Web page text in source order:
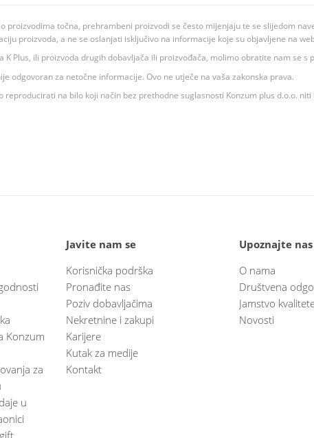
proizvodima točna, prehrambeni proizvodi se često mijenjaju te se slijedom
proizvoda, a ne se oslanjati isključivo na informacije koje su objavljene na
Plus, ili proizvoda drugih dobavljača ili proizvođača, molimo obratite nam se s
odgovoran za netočne informacije. Ovo ne utječe na vaša zakonska prava.
na bilo koji način bez prethodne suglasnosti Konzum plus d.o.o. niti
Konzum
za
u
Javite nam se
Korisnička podrška
Pronađite nas
Poziv dobavljačima
Nekretnine i zakupi
Karijere
Kutak za medije
Kontakt
Upoznajte nas
O nama
Društvena
Jamstvo
Novosti